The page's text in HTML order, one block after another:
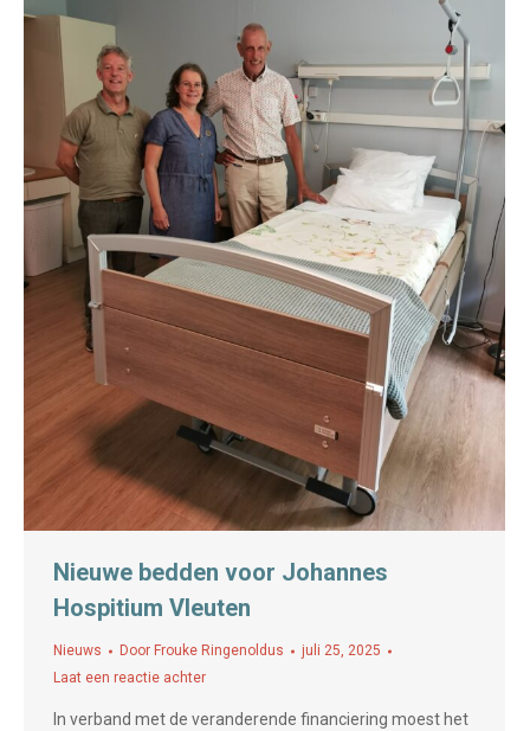
Nieuwe bedden voor Johannes
Hospitium Vleuten
Nieuws Door Frouke Ringenoldus
juli 25, 2025
Laat een reactie achter
In verband met de veranderende financiering moest het